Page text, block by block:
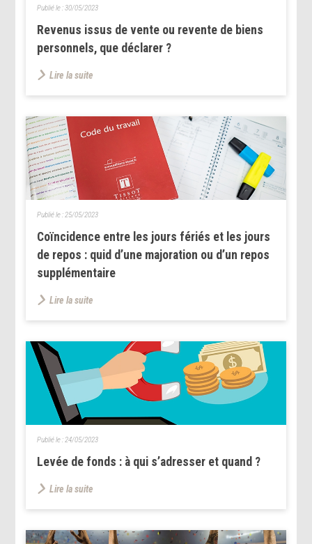
Revenus issus de vente ou revente de biens
personnels, que déclarer ?
Publié le :30/05/2023
Lire la suite
Coïncidence entre les jours fériés et les jours
de repos : quid d’une majoration ou d’un repos
supplémentaire
Publié le : 25/05/2023
Lire la suite
Levée de fonds : à qui s’adresser et quand ?
Publié le : 24/05/2023
Lire la suite